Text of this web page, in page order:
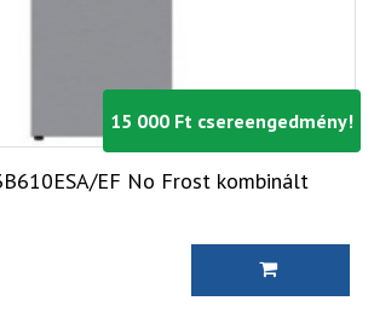
15 000 Ft csereengedmény!
EF No Frost kombinált